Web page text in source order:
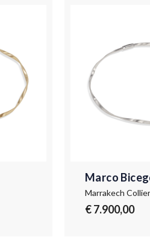
Marco
Marrakech Collier
€ 7.900,00